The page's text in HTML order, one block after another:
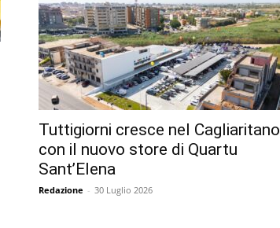
Tuttigiorni cresce nel Cagliaritano
con il nuovo store di Quartu
Sant’Elena
Redazione - 30 Luglio 2026